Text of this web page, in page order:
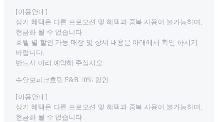
[이용안내]
상기 혜택은 다른 프로모션 및 혜택과 중복 사용이 불가능하며,
현금화 될 수 없습니다.
호텔 별 할인 가능 매장 및 상세 내용은 아래에서 확인 하시기
바랍니다.
반드시 미리 예약해 주십시오.
수안보파크호텔 F&B 10% 할인
[이용안내]
상기 혜택은 다른 프로모션 및 혜택과 중복 사용이 불가능하며,
현금화 될 수 없습니다.